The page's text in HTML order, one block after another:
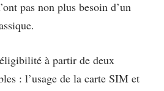
pas non plus besoin d’un
à partir de deux
: l’usage de la carte SIM et